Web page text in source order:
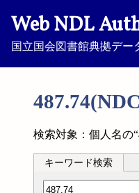
Web NDL
国立国会図書館典拠デー
検索対象：個人名の
キーワード検索
分類記号検索